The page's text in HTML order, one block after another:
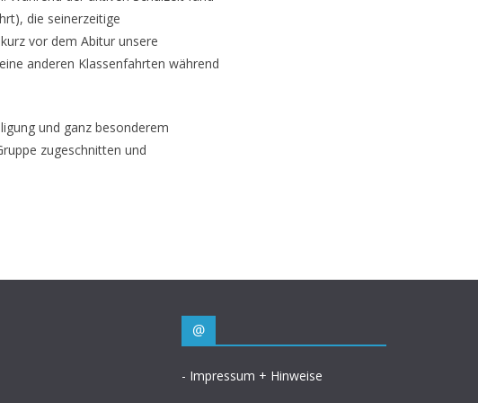
die seinerzeitige
vor dem Abitur unsere
anderen Klassenfahrten während
und ganz besonderem
zugeschnitten und
@
- Impressum + Hinweise